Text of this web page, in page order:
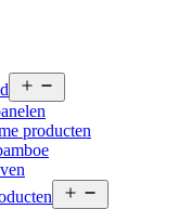
menu
producten